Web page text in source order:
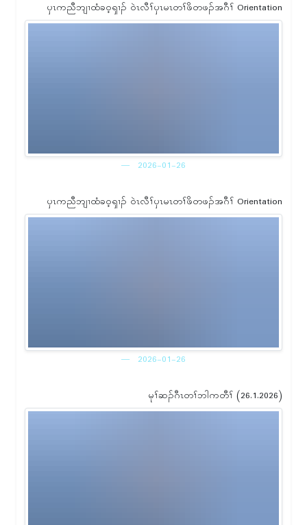
ၦၤကညီဘျၢထံခဝ့ၡၢၣ် ဝဲၤလီၢ်ၦၤမၤတၢ်ဖိတဖၣ်အဂီၢ် Orientation
2026-01-26
ၦၤကညီဘျၢထံခဝ့ၡၢၣ် ဝဲၤလီၢ်ၦၤမၤတၢ်ဖိတဖၣ်အဂီၢ် Orientation
2026-01-26
မုၢ်ဆၣ်ဂီၤတၢ်ဘါကတီၢ် (26.1.2026)